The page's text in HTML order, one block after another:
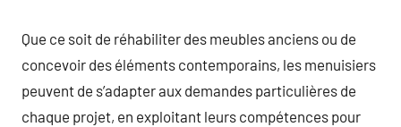
Que ce soit de réhabiliter des meubles anciens ou de
concevoir des éléments contemporains, les menuisiers
peuvent de s’adapter aux demandes particulières de
chaque projet, en exploitant leurs compétences pour